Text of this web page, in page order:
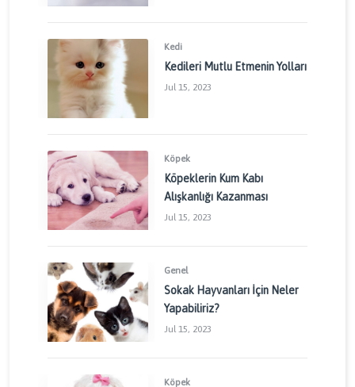
Kedi
Kedileri Mutlu Etmenin Yolları
Jul 15, 2023
Köpek
Köpeklerin Kum Kabı
Alışkanlığı Kazanması
Jul 15, 2023
Genel
Sokak Hayvanları İçin Neler
Yapabiliriz?
Jul 15, 2023
Köpek